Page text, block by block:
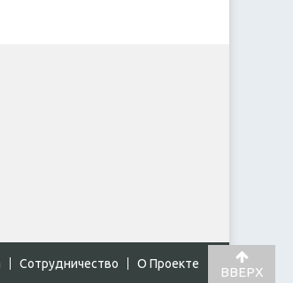
Cотрудничество О Проекте
ВВЕРХ